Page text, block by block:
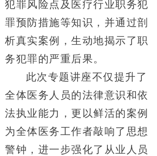
犯罪风险点及医疗行业职务犯
罪预防措施等知识，并通过剖
析真实案例，生动地揭示了职
务犯罪的严重后果。
此次专题讲座不仅提升了
全体医务人员的法律意识和依
法执业能力，更以鲜活的案例
为全体医务工作者敲响了思想
警钟，进一步强化了从业人员